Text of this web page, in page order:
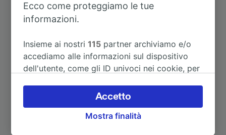
A Siegen
A Londra 6h 37m
A Hamm (Westf) 2h 20m
Ecco come proteggiamo le tue
informazioni.
Insieme ai nostri115 partner archiviamo e/o
accediamo alle informazioni sul dispositivo
dell'utente, come gli ID univoci nei cookie, per
accettare o gestire le proprie scelte facendo
clic di seguito, tra cui il proprio diritto di
opporsi sulla base di un interesse legittimo o
Mostra finalità
Accetto